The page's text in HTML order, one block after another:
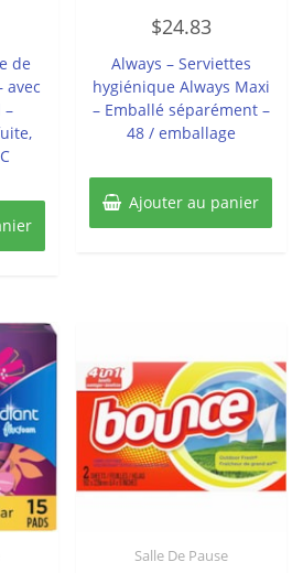
de
avec
–
0
sur
$24.83
Always – Serviettes
hygiénique Always Maxi
– Emballé séparément –
48 / emballage
Ajouter au panier
Salle De Pause